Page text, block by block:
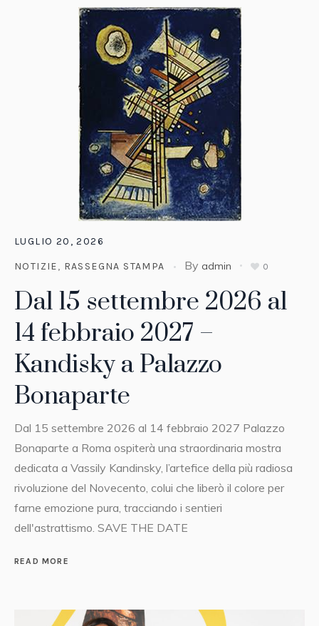
LUGLIO 20, 2026
NOTIZIE, RASSEGNA STAMPA By admin 0
Dal 15 settembre 2026 al
14 febbraio 2027 –
Kandisky a Palazzo
Bonaparte
Dal 15 settembre 2026 al 14 febbraio 2027 Palazzo
Bonaparte a Roma ospiterà una straordinaria mostra
dedicata a Vassily Kandinsky, l’artefice della più radiosa
rivoluzione del Novecento, colui che liberò il colore per
farne emozione pura, tracciando i sentieri
dell'astrattismo. SAVE THE DATE
READ MORE